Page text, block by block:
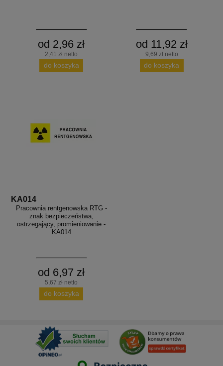
od 2,96 zł
2,41 zł netto
do koszyka
od 11,92 zł
9,69 zł netto
do koszyka
KA014
Pracownia rentgenowska RTG -
znak bezpieczeństwa,
ostrzegający, promieniowanie -
KA014
od 6,97 zł
5,67 zł netto
do koszyka